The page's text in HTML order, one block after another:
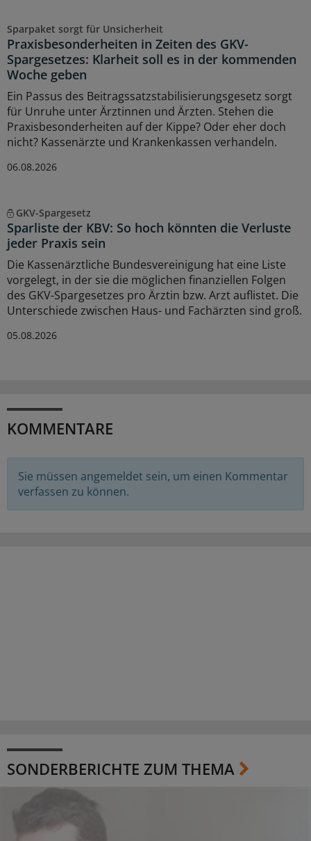
Sparpaket sorgt für Unsicherheit
Praxisbesonderheiten in Zeiten des GKV-
Spargesetzes: Klarheit soll es in der kommenden
Woche geben
Ein Passus des Beitragssatzstabilisierungsgesetz sorgt
für Unruhe unter Ärztinnen und Ärzten. Stehen die
Praxisbesonderheiten auf der Kippe? Oder eher doch
nicht? Kassenärzte und Krankenkassen verhandeln.
06.08.2026
GKV-Spargesetz
Sparliste der KBV: So hoch könnten die Verluste
jeder Praxis sein
Die Kassenärztliche Bundesvereinigung hat eine Liste
vorgelegt, in der sie die möglichen finanziellen Folgen
des GKV-Spargesetzes pro Ärztin bzw. Arzt auflistet. Die
Unterschiede zwischen Haus- und Fachärzten sind groß.
05.08.2026
KOMMENTARE
Sie müssen angemeldet sein, um einen Kommentar
verfassen zu können.
SONDERBERICHTE ZUM THEMA